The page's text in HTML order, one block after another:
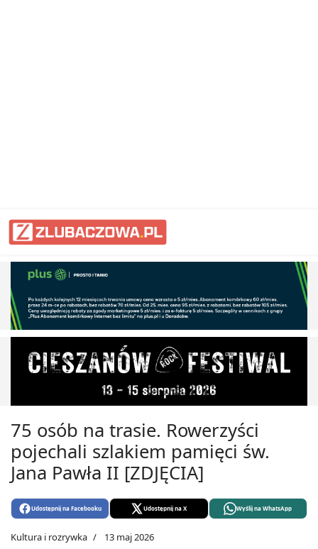
75 osób na trasie. Rowerzyści
pojechali szlakiem pamięci św.
Jana Pawła II [ZDJĘCIA]
Udostępnij na Facebooku Udostępnij na X Wyślij na WhatsApp
Kultura i rozrywka 13 maj 2026